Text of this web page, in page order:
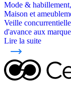
Mode &
Maison et
Veille
d'avance aux
Lire la suite